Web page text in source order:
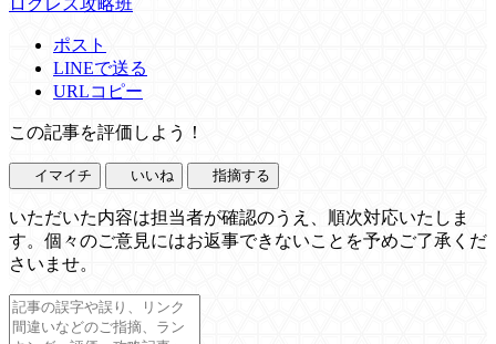
ログレス攻略班
ポスト
LINEで送る
URLコピー
この記事を評価しよう！
イマイチ いいね 指摘する
いただいた内容は担当者が確認のうえ、順次対応いたしま
す。個々のご意見にはお返事できないことを予めご了承くだ
さいませ。